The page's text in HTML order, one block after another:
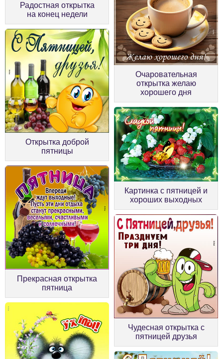
Радостная открытка
на конец недели
Открытка доброй
пятницы
Очаровательная
открытка желаю
хорошего дня
Прекрасная открытка
пятница
Картинка с пятницей и
хороших выходных
Чудесная открытка с
пятницей друзья